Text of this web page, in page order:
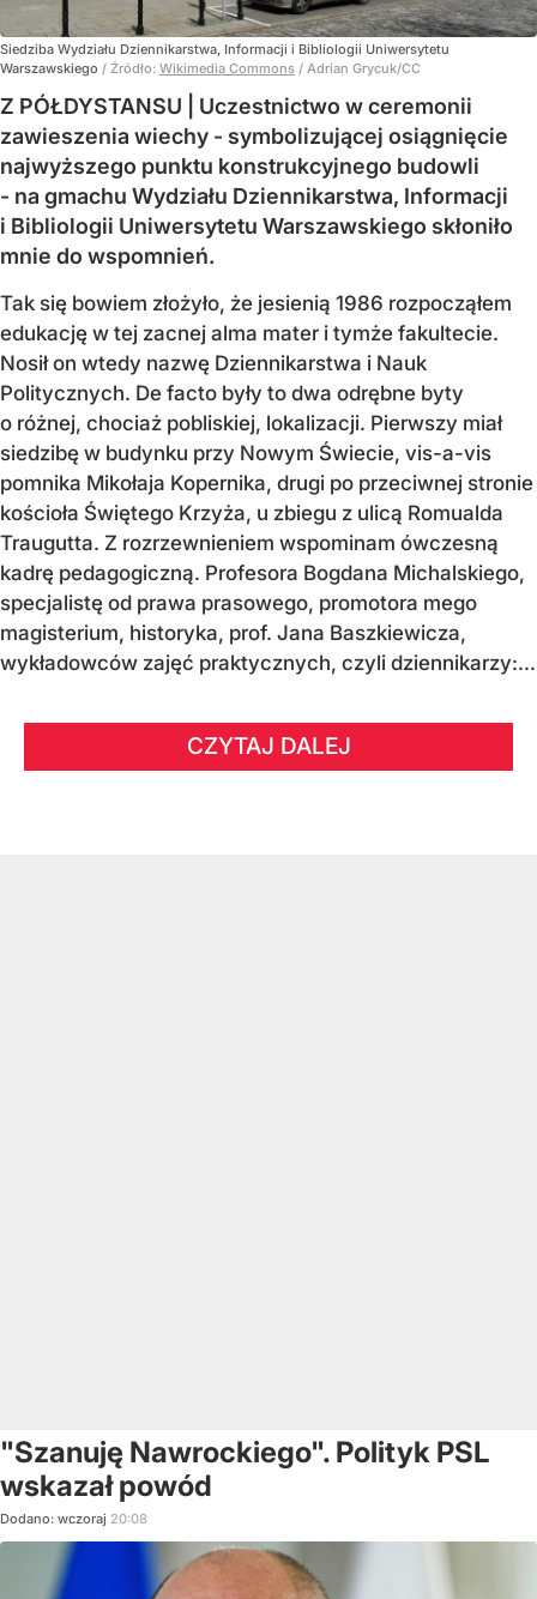
Siedziba Wydziału Dziennikarstwa, Informacji i Bibliologii Uniwersytetu
Warszawskiego / Źródło: Wikimedia Commons / Adrian Grycuk/CC
Z PÓŁDYSTANSU | Uczestnictwo w ceremonii
zawieszenia wiechy - symbolizującej osiągnięcie
najwyższego punktu konstrukcyjnego budowli
- na gmachu Wydziału Dziennikarstwa, Informacji
i Bibliologii Uniwersytetu Warszawskiego skłoniło
mnie do wspomnień.
Tak się bowiem złożyło, że jesienią 1986 rozpocząłem
edukację w tej zacnej alma mater i tymże fakultecie.
Nosił on wtedy nazwę Dziennikarstwa i Nauk
Politycznych. De facto były to dwa odrębne byty
o różnej, chociaż pobliskiej, lokalizacji. Pierwszy miał
siedzibę w budynku przy Nowym Świecie, vis-a-vis
pomnika Mikołaja Kopernika, drugi po przeciwnej stronie
kościoła Świętego Krzyża, u zbiegu z ulicą Romualda
Traugutta. Z rozrzewnieniem wspominam ówczesną
kadrę pedagogiczną. Profesora Bogdana Michalskiego,
specjalistę od prawa prasowego, promotora mego
magisterium, historyka, prof. Jana Baszkiewicza,
wykładowców zajęć praktycznych, czyli dziennikarzy:...
CZYTAJ DALEJ
"Szanuję Nawrockiego". Polityk PSL
wskazał powód
Dodano: wczoraj 20:08